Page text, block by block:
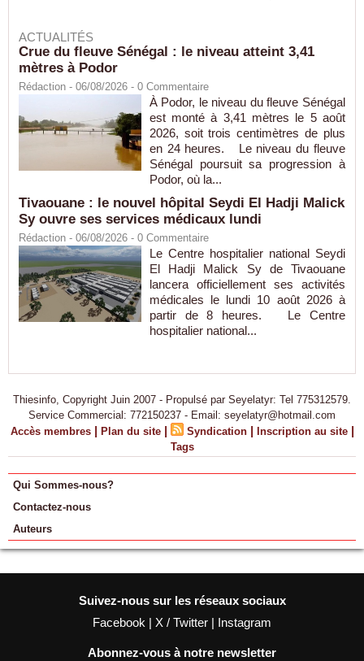
ACTUALITÉS
Crue du fleuve Sénégal : le niveau atteint 3,41
mètres à Podor
Rédaction - 06/08/2026 - 0 Commentaire
À Podor, le niveau du fleuve Sénégal
est monté à 3,41 mètres le 5 août
2026, soit trois centimètres de plus
en 24 heures. Le niveau du fleuve
Sénégal poursuit sa progression à
Podor, où la...
Tivaouane : le nouvel hôpital Seydi El Hadji Malick
Sy ouvre ses services médicaux lundi
Rédaction - 06/08/2026 - 0 Commentaire
Le Centre hospitalier national Seydi
El Hadji Malick Sy de Tivaouane
lancera officiellement ses activités
médicales le lundi 10 août 2026 à
partir de 8 heures. Le Centre
hospitalier national...
Thiesinfo, Copyright Juin 2007 - Propulsé par Seyelatyr: Tel 775312579.
Service Commercial: 772150237 - Email: seyelatyr@hotmail.com
Accès membres | Plan du site | Syndication | Inscription au site |
Tags
Qui Sommes-nous?
Contactez-nous
Auteurs
Suivez-nous sur les réseaux sociaux
Facebook | X / Twitter | Instagram
Abonnez-vous à notre newsletter